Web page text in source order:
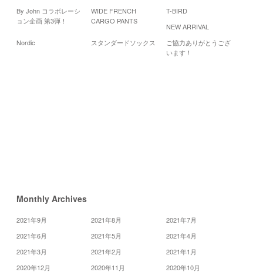
By John コラボレーシ
ョン企画 第3弾！
WIDE FRENCH
CARGO PANTS
T-BIRD
NEW ARRIVAL
Nordic
スタンダードソックス
ご協力ありがとうござ
います！
Monthly Archives
2021年9月 2021年8月
2021年7月
2021年6月
2021年5月
2021年4月
2021年3月
2021年2月
2021年1月
2020年12月
2020年11月
2020年10月